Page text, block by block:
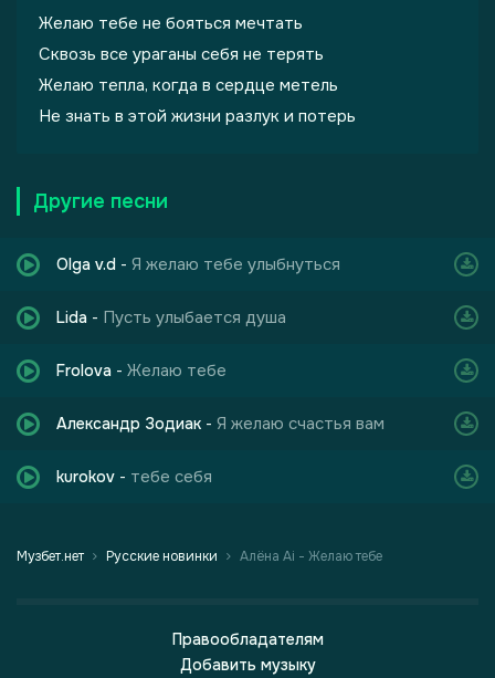
Желаю тебе не бояться мечтать
Сквозь все ураганы себя не терять
Желаю тепла, когда в сердце метель
Не знать в этой жизни разлук и потерь
Другие песни
Olga v.d - Я желаю тебе улыбнуться
Lida - Пусть улыбается душа
Frolova - Желаю тебе
Александр Зодиак - Я желаю счастья вам
kurokov - тебе себя
Музбет.нет Русские новинки Алёна Ai - Желаю тебе
Правообладателям
Добавить музыку